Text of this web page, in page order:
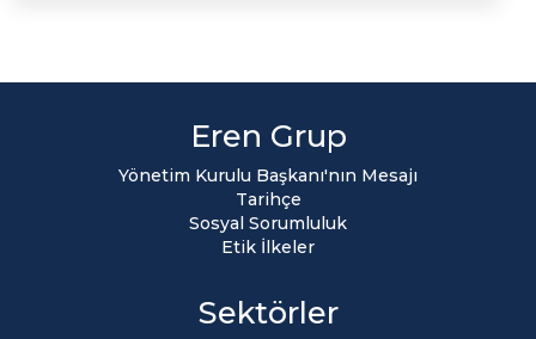
Eren Grup
Yönetim Kurulu Başkanı'nın Mesajı
Tarihçe
Sosyal Sorumluluk
Etik İlkeler
Sektörler